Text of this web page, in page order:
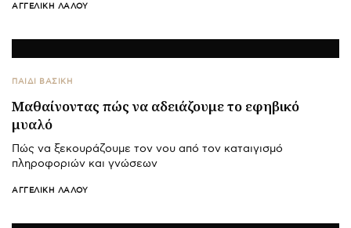
ΑΓΓΕΛΙΚΉ ΛΆΛΟΥ
ΠΑΙΔΙ ΒΑΣΙΚΉ
Μαθαίνοντας πώς να αδειάζουμε το εφηβικό
μυαλό
Πώς να ξεκουράζουμε τον νου από τον καταιγισμό
πληροφοριών και γνώσεων
ΑΓΓΕΛΙΚΉ ΛΆΛΟΥ